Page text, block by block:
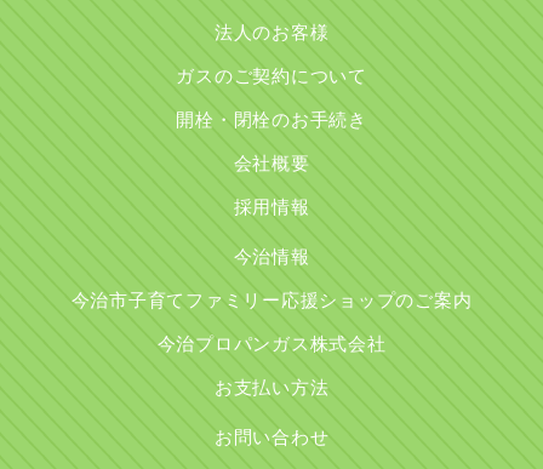
法人のお客様
ガスのご契約について
開栓・閉栓のお手続き
会社概要
採用情報
今治情報
今治市子育てファミリー応援ショップのご案内
今治プロパンガス株式会社
お支払い方法
お問い合わせ